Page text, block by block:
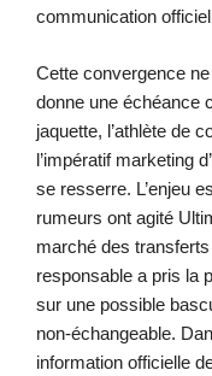
communication
Cette convergence
donne une échéance
jaquette, l’athlète de
l’impératif marketing
se resserre. L’enjeu
rumeurs ont agité
marché des
responsable a pris la
sur une possible
non-échangeable.
information officielle